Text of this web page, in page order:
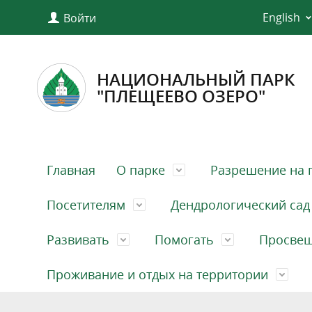
Войти English
НАЦИОНАЛЬНЫЙ ПАРК
"ПЛЕЩЕЕВО ОЗЕРО"
Главная О парке Разрешение на
Посетителям Дендрологический сад
Развивать Помогать
Проживание и отдых на территории